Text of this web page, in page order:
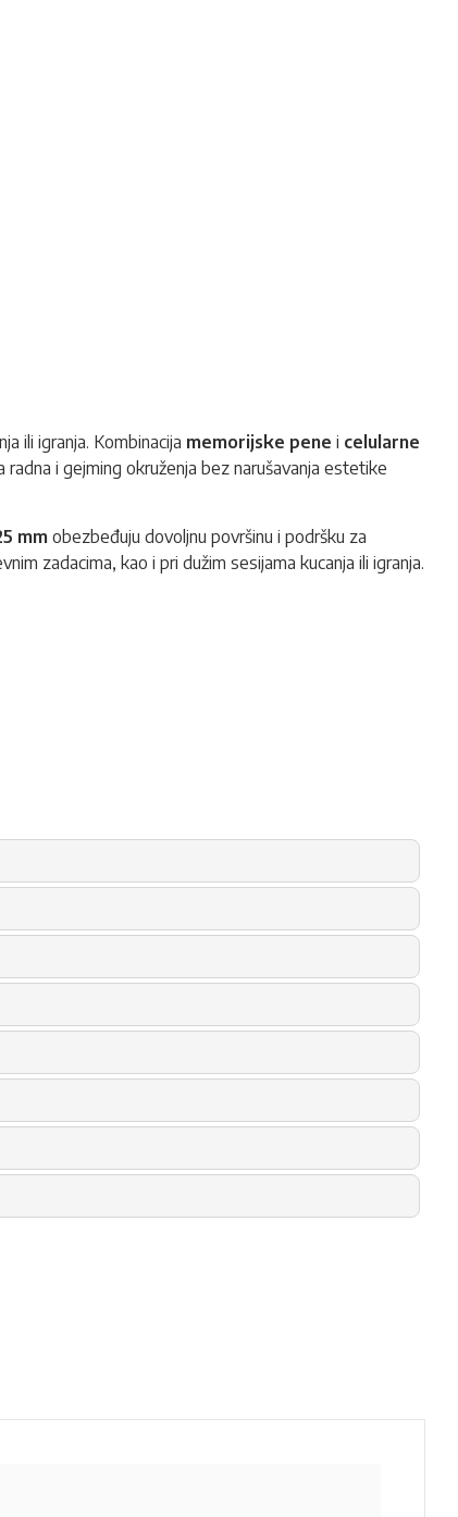
ili igranja. Kombinacija memorijske pene i celularne
radna i gejming okruženja bez narušavanja estetike
mmobezbeđuju dovoljnu površinu i podršku za
zadacima, kao i pri dužim sesijama kucanja ili igranja.